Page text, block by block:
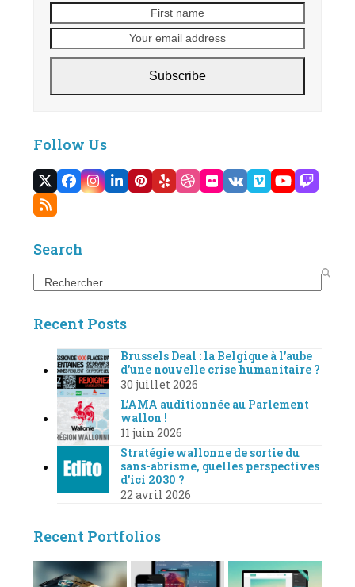
name
email
Subscribe
Follow Us
Twitter
(deprecated)
Facebook
Instagram
LinkedIn
Pinterest
YelpDribbble
Flickr
VKVimeoYouTube
RSS
Search
Search
Recent Posts
Brussels Deal : la Belgique à l’aube
d’une nouvelle crise humanitaire ?
30 juillet 2026
L’AMA auditionnée au Parlement
wallon !
11 juin 2026
Stratégie wallonne de sortie du
sans-abrisme, quelles perspectives
d’ici 2030 ?
22 avril 2026
Recent Portfolios